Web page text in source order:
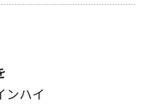
ンハイ